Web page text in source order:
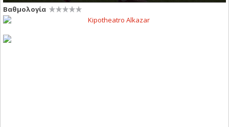
Βαθμολογία